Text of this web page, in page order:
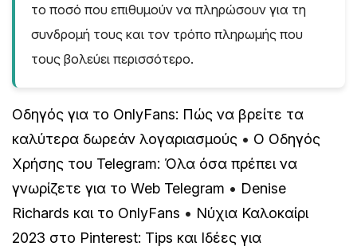
το ποσό που επιθυμούν να πληρώσουν για τη
συνδρομή τους και τον τρόπο πληρωμής που
τους βολεύει περισσότερο.
Οδηγός για το OnlyFans: Πώς να βρείτε τα
καλύτερα δωρεάν λογαριασμούς • Ο Οδηγός
Χρήσης του Telegram: Όλα όσα πρέπει να
γνωρίζετε για το Web Telegram • Denise
Richards και το OnlyFans • Νύχια Καλοκαίρι
2023 στο Pinterest: Tips και Ιδέες για